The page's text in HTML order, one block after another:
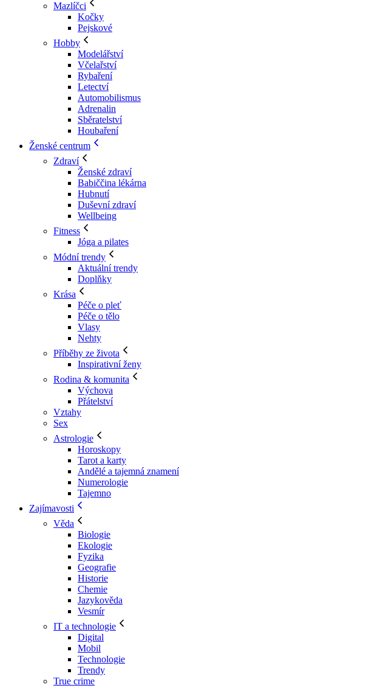
Mazlíčci
Kočky
Pejskové
Hobby
Modelářství
Včelařství
Rybaření
Letectví
Automobilismus
Adrenalin
Sběratelství
Houbaření
Ženské centrum
Zdraví
Ženské zdraví
Babiččina lékárna
Hubnutí
Duševní zdraví
Wellbeing
Fitness
Jóga a pilates
Módní trendy
Aktuální trendy
Doplňky
Krása
Péče o pleť
Péče o tělo
Vlasy
Nehty
Příběhy ze života
Inspirativní ženy
Rodina & komunita
Výchova
Přátelství
Vztahy
Sex
Astrologie
Horoskopy
Tarot a karty
Andělé a tajemná znamení
Numerologie
Tajemno
Zajímavosti
Věda
Biologie
Ekologie
Fyzika
Geografie
Historie
Chemie
Jazykověda
Vesmír
IT a technologie
Digital
Mobil
Technologie
Trendy
True crime